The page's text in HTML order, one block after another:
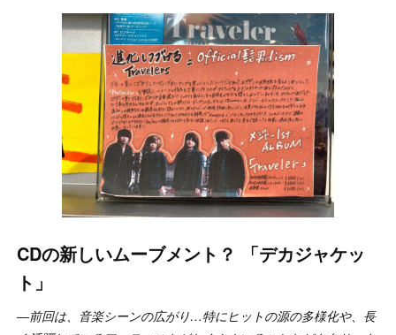
CDの新しいムーブメント？ 「デカジャケッ
ト」
―前回は、音楽シーンの広がり…特にヒットの源の多様化や、長